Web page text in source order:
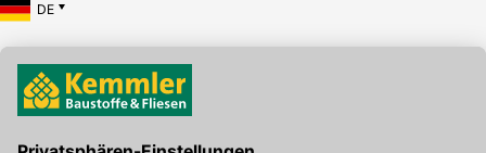
DE
Hier gibt's die kostenlose App